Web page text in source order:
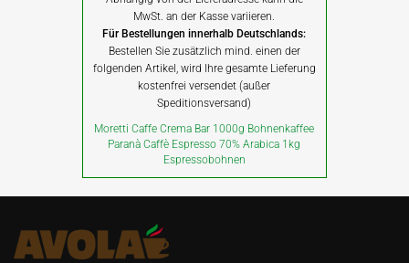
MwSt. an der Kasse variieren.
Für Bestellungen innerhalb Deutschlands:
Bestellen Sie zusätzlich mind. einen der
folgenden Artikel, wird Ihre gesamte Lieferung
kostenfrei versendet (außer
Speditionsversand)
Moretti Caffe Crema Bar 1000g Bohnenkaffee
Paranà Caffè Espresso 70% Arabica 1kg
Espressobohnen